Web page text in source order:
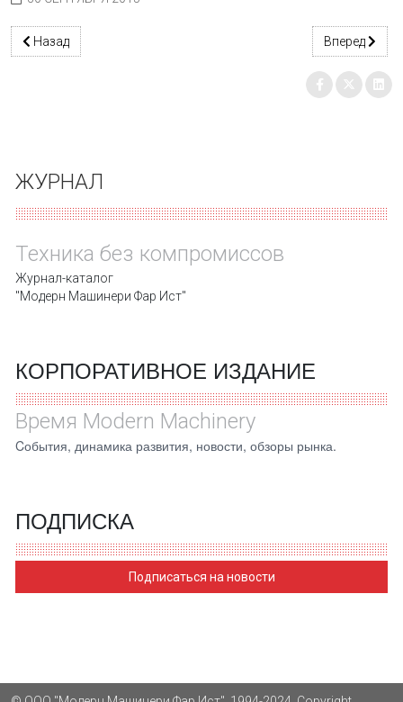
Предыдущий: ДВИГАТЕЛИ CUMMINS
Назад Следующий:
Вперед
ЖУРНАЛ
Техника без компромиссов
Журнал-каталог
"Модерн Машинери Фар Ист"
КОРПОРАТИВНОЕ ИЗДАНИЕ
Время Modern Machinery
Cобытия, динамика развития, новости, обзоры рынка.
ПОДПИСКА
Подписаться на новости